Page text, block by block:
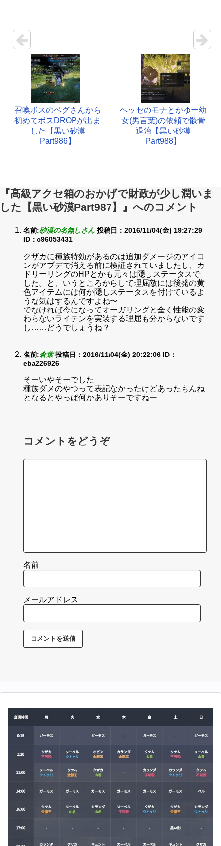
召喚ボスのベグさんから
初めてボスDROPが出ま
した【黒い砂漠
Part986】
ヘッセのモナとかゆー幼
女(男言葉)の依頼で骸骨
退治【黒い砂漠
Part988】
『高級アクセ箱のおかげで財政が少し潤いま
した【黒い砂漠Part987】』へのコメント
名前:砂漠の名無しさん 投稿日：2016/11/04(金) 19:27:29
ID：c96053431
クザカに種族特効があるのは追加ダメージのアイコ
ンがアプデで消える前に検証されていましたし、カ
ドリーリングのHPとかも元々は隠しステータスで
した。と、いうところからして理屈敵には後発の黄
色アイテムには何か隠しステータスを付けているよ
うな気はするんですよね〜
でなければ今になってオーガリングと全く性能の変
わらないライテンを実装する理屈も分からないです
し……どうでしょうね？
名前:倉葉 投稿日：2016/11/04(金) 20:22:06 ID：
eba226926
そーいやそーでした
種族ダメのやつって表記なかったけどあったもんね
となるとやっぱ何かありそーですねー
コメントをどうぞ
名前
メールアドレス